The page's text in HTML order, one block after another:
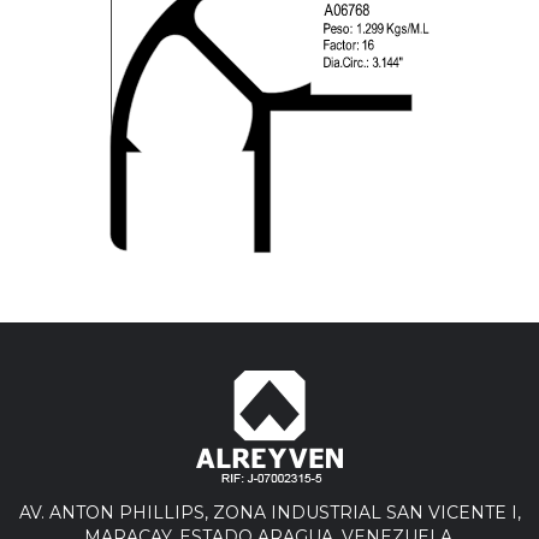
AV. ANTON PHILLIPS, ZONA INDUSTRIAL SAN VICENTE I,